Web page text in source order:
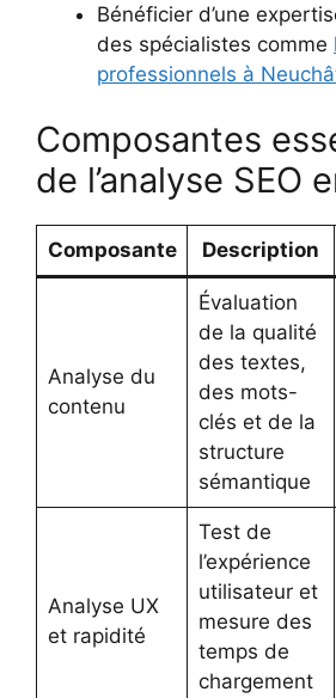
Bénéficier d’une
des spécialistes comme
professionnels à
Composantes
de l’analyse SEO
Composante Description
Analyse du
contenu
Évaluation
de la qualité
des textes,
des mots-
clés et de la
structure
sémantique
Analyse UX
et rapidité
Test de
l’expérience
utilisateur et
mesure des
temps de
chargement